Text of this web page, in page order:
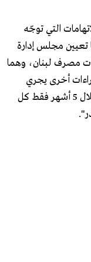
التي توجّه
تعيين مجلس إدارة
مصرف لبنان، وهما
أخرى يجري
تحضيرها إلّا انه لا يمكن الحكومة ان تعالج خلال 5 أشهر فقط كل